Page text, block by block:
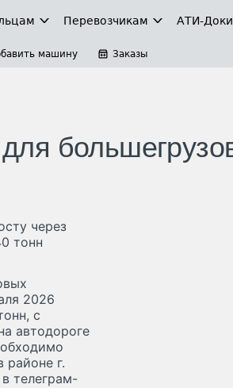
Перевозчикам АТИ-Доки
машину Заказы
через
тонн
2026
с
автодороге
районе г.
телеграм-